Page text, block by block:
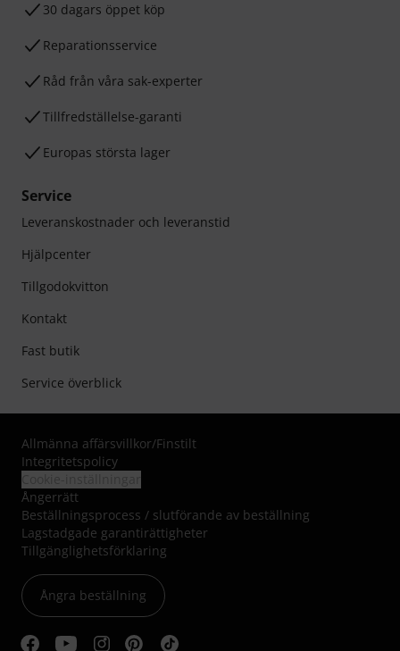
30 dagars öppet köp
Reparationsservice
Råd från våra sak-experter
Tillfredställelse-garanti
Europas största lager
Service
Leveranskostnader och leveranstid
Hjälpcenter
Tillgodokvitton
Kontakt
Fast butik
Service överblick
Allmänna affärsvillkor/Finstilt
Integritetspolicy
Ångerrätt
Beställningsprocess / slutförande av beställning
Lagstadgade garantirättigheter
Tillgänglighetsförklaring
Ångra beställning